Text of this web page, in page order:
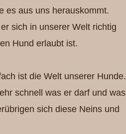
es aus uns herauskommt.
sich in unserer Welt richtig
Hund erlaubt ist.
ist die Welt unserer Hunde.
schnell was er darf und was
sich diese Neins und